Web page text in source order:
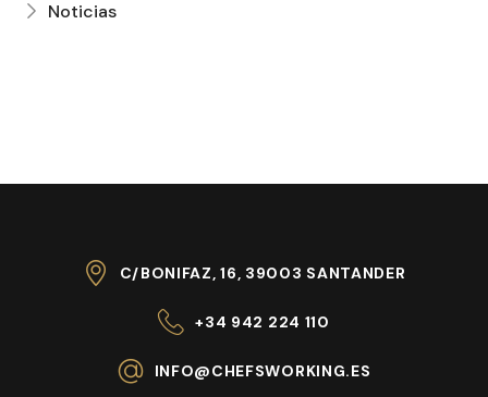
Noticias
C/BONIFAZ, 16, 39003 SANTANDER
+34 942 224 110
INFO@CHEFSWORKING.ES